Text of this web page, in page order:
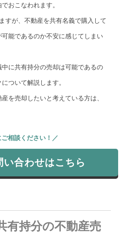
おこなわれます。
すが、不動産を共有名義で購入して
能であるのか不安に感じてしまい
に共有持分の売却は可能であるの
ついて解説します。
を売却したいと考えている方は、
相談ください！／
い合わせはこちら
有持分の不動産売